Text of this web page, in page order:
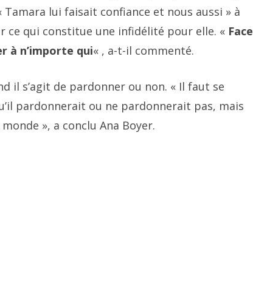
lui faisait confiance et nous aussi » à
ce qui constitue une infidélité pour elle. « Face
à n’importe qui« , a-t-il commenté.
il s’agit de pardonner ou non. « Il faut se
pardonnerait ou ne pardonnerait pas, mais
», a conclu Ana Boyer.